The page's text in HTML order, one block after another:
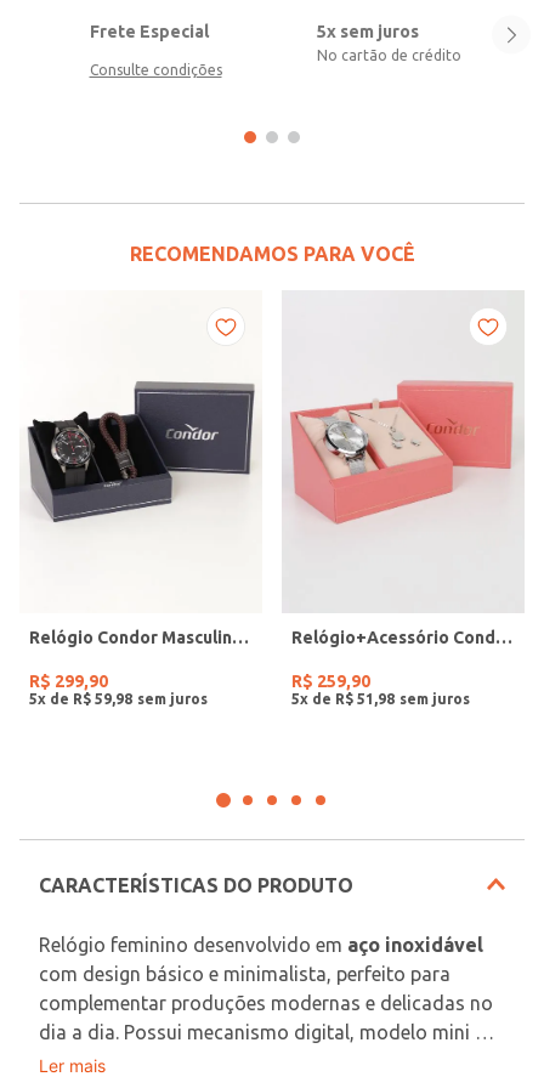
Frete Especial
Consulte condições
5x sem juros
No cartão de crédito
RECOMENDAMOS PARA VOCÊ
Relógio Condor Masculino PRETO
R$ 299,90
5x de R$ 59 98
Relógio+Acessório Condor Feminino PRATA
R$ 259,90
5x de R$ 51 98
CARACTERÍSTICAS DO PRODUTO
Relógio feminino desenvolvido em aço inoxidável
com design básico e minimalista, perfeito para
complementar produções modernas e delicadas no
dia a dia. Possui mecanismo digital, modelo mini
com caixa quadrada de 25mm e vidro em cristal
Especificações do Produto:
Ler mais